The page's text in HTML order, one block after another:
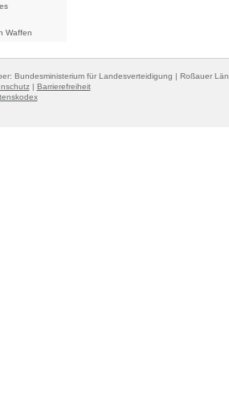
Waffen
Bundesministerium für Landesverteidigung | Roßauer
| Barrierefreiheit